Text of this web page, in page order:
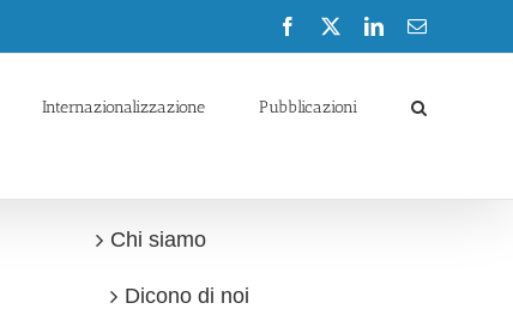
Facebook LinkedInEmail
Internazionalizzazione Pubblicazioni
Chi siamo
Dicono di noi